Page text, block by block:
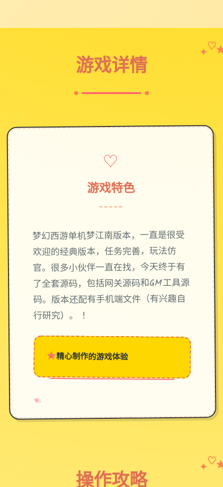
游戏详情
✦ ♡
♡
游戏特色
~~~~~
梦幻西游单机梦江南版本，一直是很受
欢迎的经典版本，任务完善，玩法仿
官。很多小伙伴一直在找，今天终于有
了全套源码，包括网关源码和GM工具源
码。版本还配有手机端文件（有兴趣自
行研究）。 ！
★精心制作的游戏体验
♥
✧
→
操作攻略
✦ ♡